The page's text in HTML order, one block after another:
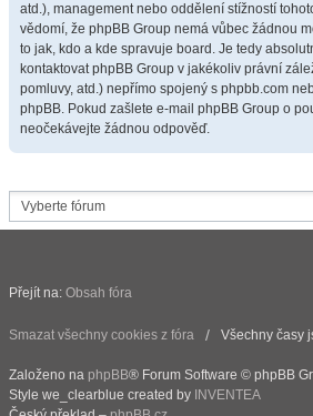
atd.), management nebo oddělení stížností
vědomí, že phpBB Group nemá vůbec žádnou
to jak, kdo a kde spravuje board. Je tedy
kontaktovat phpBB Group v jakékoliv právní
pomluvy, atd.) nepřímo spojený s phpbb.com
phpBB. Pokud zašlete e-mail phpBB Group o
neočekávejte žádnou odpověď.
Přejít na: Obsah fóra
Smazat všechny cookies z fóra Všechny časy
Založeno na phpBB® Forum Software © phpBB
Style we_clearblue created by INVENTEA